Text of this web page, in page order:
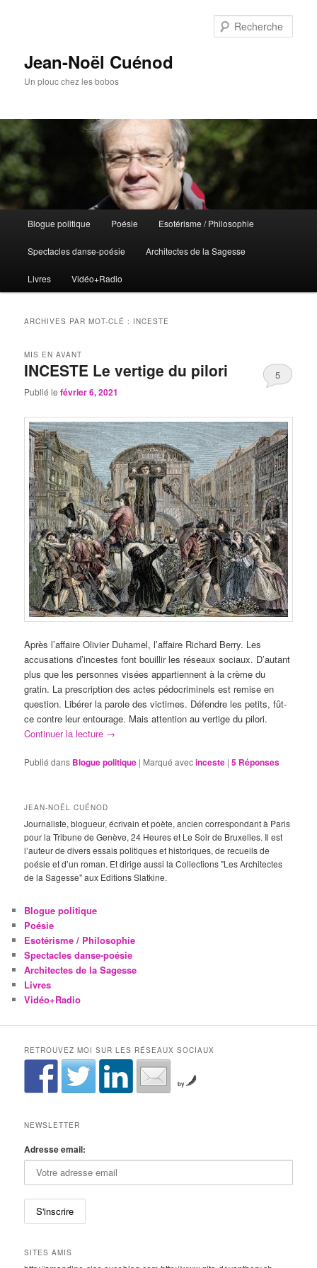
Jean-Noël Cuénod
Un plouc chez les bobos
Aller
au
contenu
principal
Aller
au
contenu
secondaire
Blogue politique Poésie Esotérisme / Philosophie
Spectacles danse-poésie Architectes de la Sagesse
Livres Vidéo+Radio
ARCHIVES PAR MOT-CLÉ : INCESTE
INCESTE Le vertige du pilori
MIS EN AVANT
Publié lefévrier 6, 2021
5
Après l’affaire Olivier Duhamel, l’affaire Richard Berry. Les
accusations d’incestes font bouillir les réseaux sociaux. D’autant
plus que les personnes visées appartiennent à la crème du
gratin. La prescription des actes pédocriminels est remise en
question. Libérer la parole des victimes. Défendre les petits, fût-
ce contre leur entourage. Mais attention au vertige du pilori.
Continuer la lecture →
Publié dans Blogue politique | Marqué avecinceste |5 Réponses
JEAN-NOËL CUÉNOD
Journaliste, blogueur, écrivain et poète, ancien correspondant à Paris
pour la Tribune de Genève, 24 Heures et Le Soir de Bruxelles. Il est
l’auteur de divers essais politiques et historiques, de recueils de
poésie et d’un roman. Et dirige aussi la Collections "Les Architectes
de la Sagesse" aux Editions Slatkine.
Blogue politique
Poésie
Esotérisme / Philosophie
Spectacles danse-poésie
Architectes de la Sagesse
Livres
Vidéo+Radio
RETROUVEZ MOI SUR LES RÉSEAUX SOCIAUX
by
NEWSLETTER
Adresse email:
SITES AMIS